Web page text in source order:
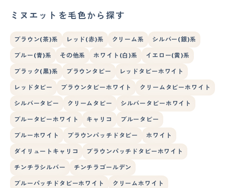
ミヌエットを毛色から探す
ブラウン(茶)系 レッド(赤)系 クリーム系 シルバー(銀)系
ブルー(青)系 その他系 ホワイト(白)系 イエロー(黄)系
ブラック(黒)系 ブラウンタビー レッドタビーホワイト
レッドタビー ブラウンタビーホワイト クリームタビーホワイト
シルバータビー クリームタビー シルバータビーホワイト
ブルータビーホワイト キャリコ ブルータビー
ブルーホワイト ブラウンパッチドタビー ホワイト
ダイリュートキャリコ ブラウンパッチドタビーホワイト
チンチラシルバー チンチラゴールデン
ブルーパッチドタビーホワイト クリームホワイト